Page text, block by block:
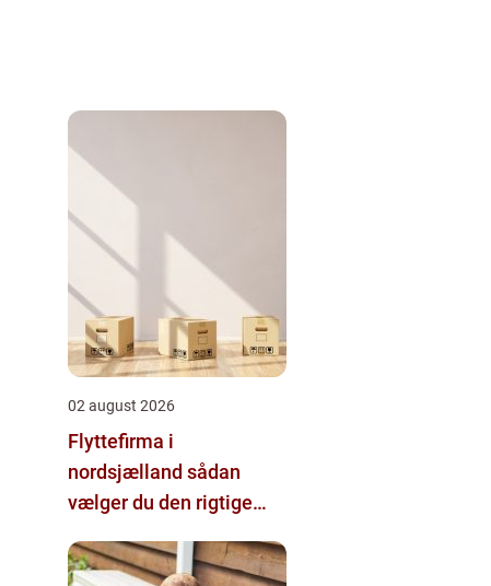
02 august 2026
Flyttefirma i
nordsjælland sådan
vælger du den rigtige